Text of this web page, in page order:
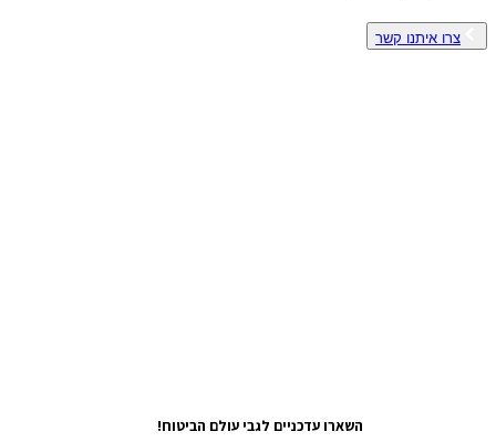
צרו איתנו קשר
השארו עדכניים לגבי עולם הביטוח!